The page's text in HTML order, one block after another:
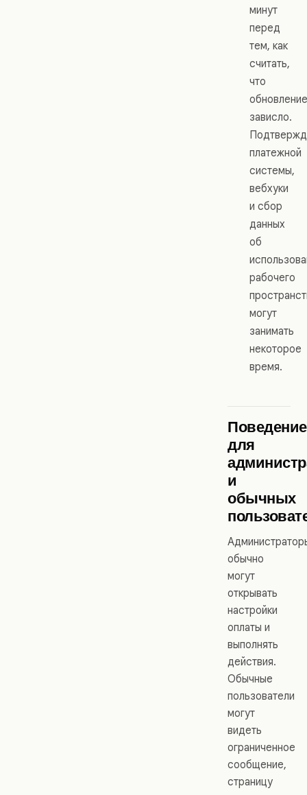
минут
перед
тем, как
считать,
что
обновление
зависло.
платежной
системы,
вебхуки
и сбор
данных
об
рабочего
могут
занимать
некоторое
время.
Поведение
для
и
обычных
обычно
могут
открывать
настройки
оплаты и
выполнять
действия.
Обычные
пользователи
могут
видеть
ограниченное
сообщение,
страницу